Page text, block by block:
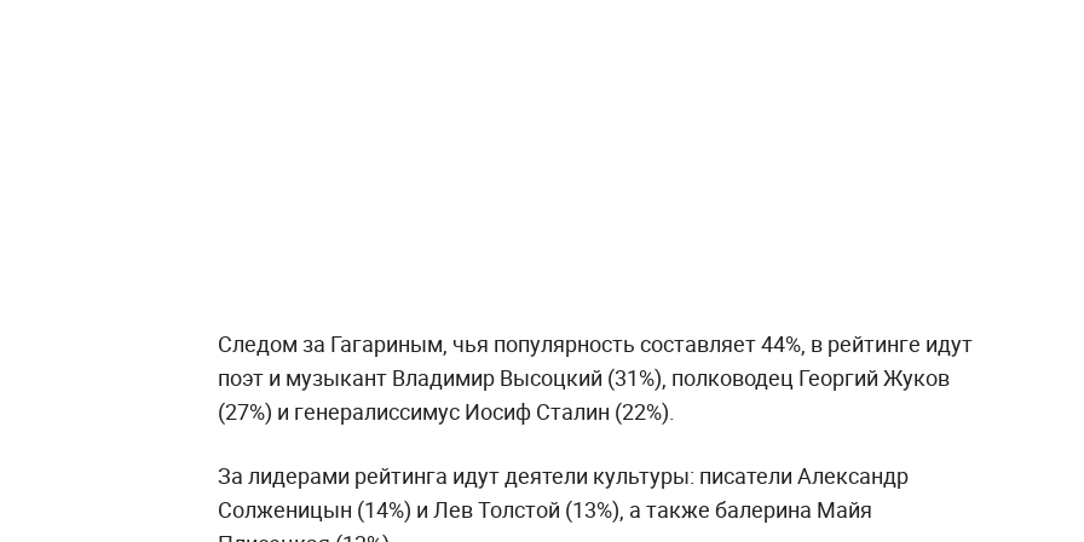
Следом за Гагариным, чья популярность составляет 44%, в рейтинге идут
поэт и музыкант Владимир Высоцкий (31%), полководец Георгий Жуков
(27%) и генералиссимус Иосиф Сталин (22%).
За лидерами рейтинга идут деятели культуры: писатели Александр
Солженицын (14%) и Лев Толстой (13%), а также балерина Майя